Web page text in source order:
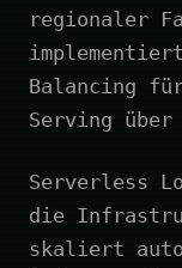
regionaler
Balancing für
Serving über
Serverless
die
skaliert